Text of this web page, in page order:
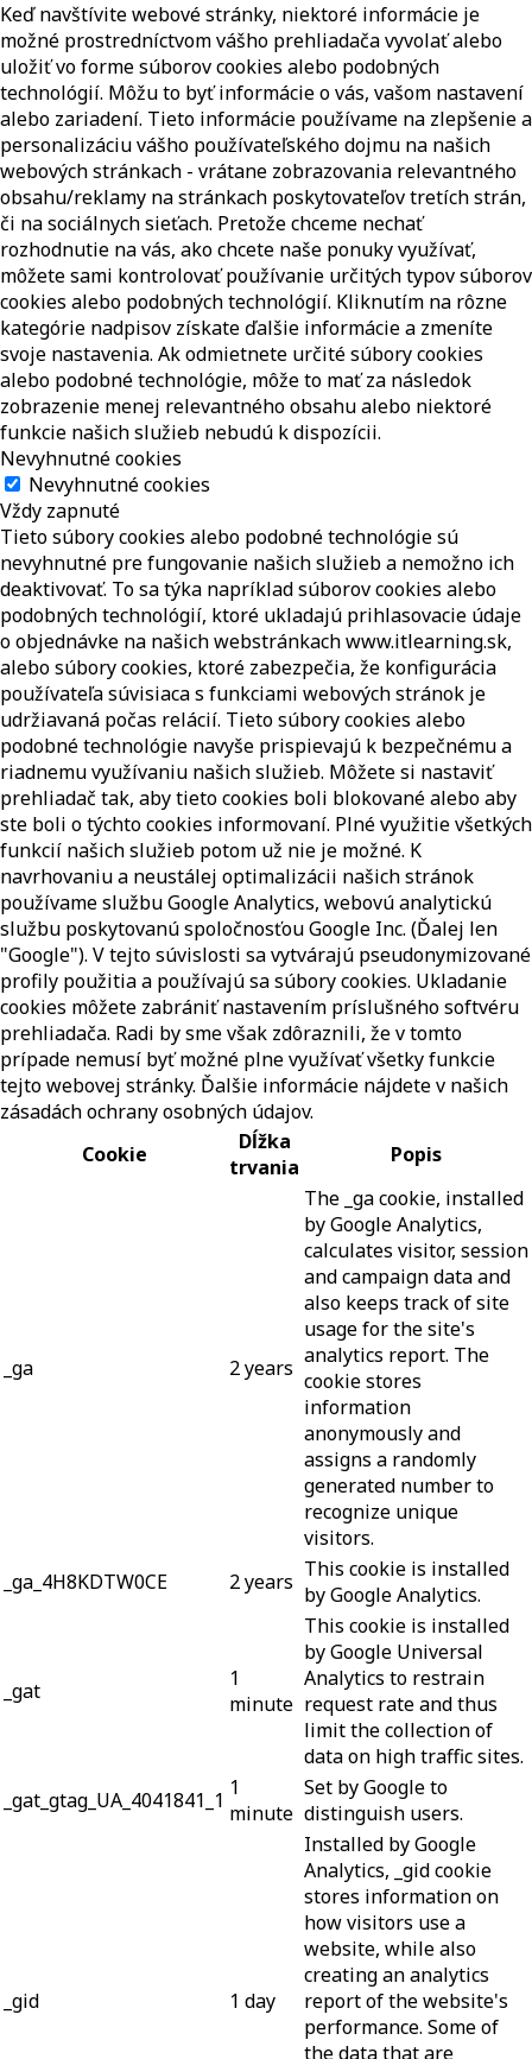
Keď navštívite webové stránky, niektoré informácie je
možné prostredníctvom vášho prehliadača vyvolať alebo
uložiť vo forme súborov cookies alebo podobných
technológií. Môžu to byť informácie o vás, vašom nastavení
alebo zariadení. Tieto informácie používame na zlepšenie a
personalizáciu vášho používateľského dojmu na našich
webových stránkach - vrátane zobrazovania relevantného
obsahu/reklamy na stránkach poskytovateľov tretích strán,
či na sociálnych sieťach. Pretože chceme nechať
rozhodnutie na vás, ako chcete naše ponuky využívať,
môžete sami kontrolovať používanie určitých typov súborov
cookies alebo podobných technológií. Kliknutím na rôzne
kategórie nadpisov získate ďalšie informácie a zmeníte
svoje nastavenia. Ak odmietnete určité súbory cookies
alebo podobné technológie, môže to mať za následok
zobrazenie menej relevantného obsahu alebo niektoré
funkcie našich služieb nebudú k dispozícii.
Nevyhnutné cookies
Nevyhnutné cookies
Vždy zapnuté
Tieto súbory cookies alebo podobné technológie sú
nevyhnutné pre fungovanie našich služieb a nemožno ich
deaktivovať. To sa týka napríklad súborov cookies alebo
podobných technológií, ktoré ukladajú prihlasovacie údaje
o objednávke na našich webstránkach www.itlearning.sk,
alebo súbory cookies, ktoré zabezpečia, že konfigurácia
používateľa súvisiaca s funkciami webových stránok je
udržiavaná počas relácií. Tieto súbory cookies alebo
podobné technológie navyše prispievajú k bezpečnému a
riadnemu využívaniu našich služieb. Môžete si nastaviť
prehliadač tak, aby tieto cookies boli blokované alebo aby
ste boli o týchto cookies informovaní. Plné využitie všetkých
funkcií našich služieb potom už nie je možné. K
navrhovaniu a neustálej optimalizácii našich stránok
používame službu Google Analytics, webovú analytickú
službu poskytovanú spoločnosťou Google Inc. (Ďalej len
"Google"). V tejto súvislosti sa vytvárajú pseudonymizované
profily použitia a používajú sa súbory cookies. Ukladanie
cookies môžete zabrániť nastavením príslušného softvéru
prehliadača. Radi by sme však zdôraznili, že v tomto
prípade nemusí byť možné plne využívať všetky funkcie
tejto webovej stránky. Ďalšie informácie nájdete v našich
zásadách ochrany osobných údajov.
Cookie
Dĺžka
trvania
Popis
_ga 2 years
The _ga cookie, installed
by Google Analytics,
calculates visitor, session
and campaign data and
also keeps track of site
usage for the site's
analytics report. The
cookie stores
information
anonymously and
assigns a randomly
generated number to
recognize unique
visitors.
_ga_4H8KDTW0CE
2 years This cookie is installed
by Google Analytics.
_gat
1
minute
This cookie is installed
by Google Universal
Analytics to restrain
request rate and thus
limit the collection of
data on high traffic sites.
_gat_gtag_UA_4041841_1 1
minute
Set by Google to
distinguish users.
_gid 1 day
Installed by Google
Analytics, _gid cookie
stores information on
how visitors use a
website, while also
creating an analytics
report of the website's
performance. Some of
the data that are